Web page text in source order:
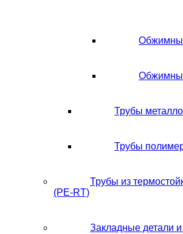
Трубы
Трубы
Трубы из
(PE-RT)
Закладные детали